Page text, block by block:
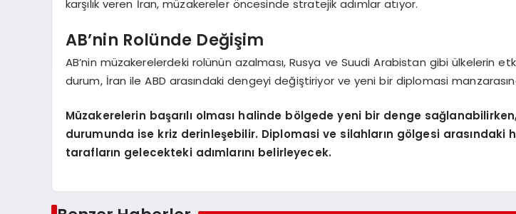
karşılık veren İran, müzakereler öncesinde stratejik adımlar atıyor.
AB’nin Rolünde Değişim
AB’nin müzakerelerdeki rolünün azalması, Rusya ve Suudi Arabistan gibi ülkelerin
durum, İran ile ABD arasındaki dengeyi değiştiriyor ve yeni bir diplomasi
Müzakerelerin başarılı olması halinde bölgede yeni bir denge sağlanabilirken,
durumunda ise kriz derinleşebilir. Diplomasi ve silahların gölgesi arasındaki
tarafların gelecekteki adımlarını belirleyecek.